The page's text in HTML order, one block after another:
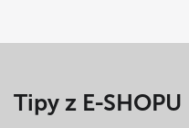
Tipy z E-SHOPU